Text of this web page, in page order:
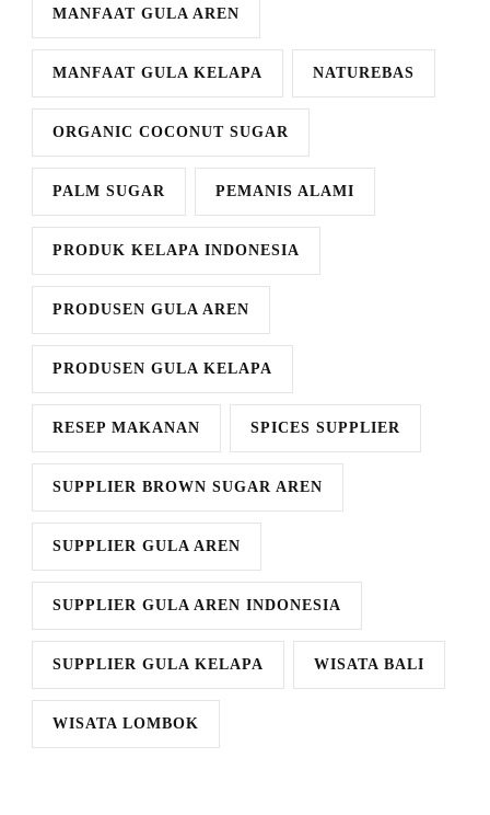
MANFAAT GULA AREN
MANFAAT GULA KELAPA NATUREBAS
ORGANIC COCONUT SUGAR
PALM SUGAR PEMANIS ALAMI
PRODUK KELAPA INDONESIA
PRODUSEN GULA AREN
PRODUSEN GULA KELAPA
RESEP MAKANAN SPICES SUPPLIER
SUPPLIER BROWN SUGAR AREN
SUPPLIER GULA AREN
SUPPLIER GULA AREN INDONESIA
SUPPLIER GULA KELAPA WISATA BALI
WISATA LOMBOK